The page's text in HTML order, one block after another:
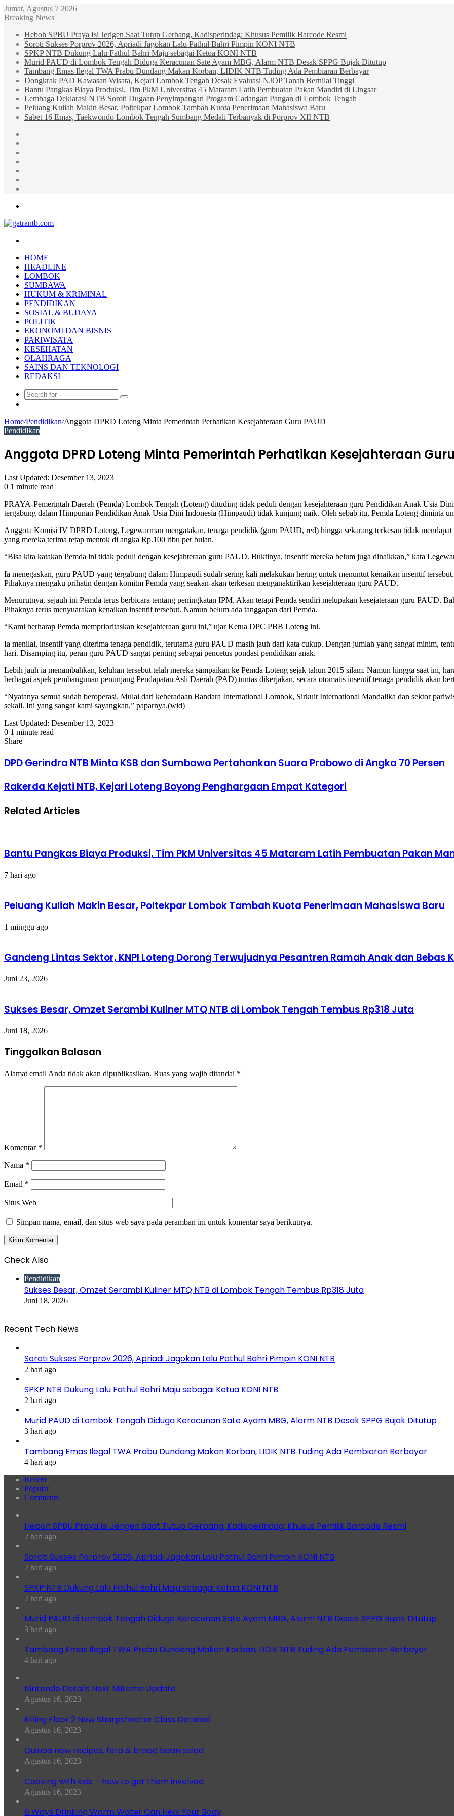
Jumat, Agustus 7 2026
Breaking News
Heboh SPBU Praya Isi Jerigen Saat Tutup Gerbang, Kadisperindag: Khusus Pemilik Barcode Resmi
Soroti Sukses Porprov 2026, Apriadi Jagokan Lalu Pathul Bahri Pimpin KONI NTB
SPKP NTB Dukung Lalu Fathul Bahri Maju sebagai Ketua KONI NTB
Murid PAUD di Lombok Tengah Diduga Keracunan Sate Ayam MBG, Alarm NTB Desak SPPG Bujak Ditutup
Tambang Emas Ilegal TWA Prabu Dundang Makan Korban, LIDIK NTB Tuding Ada Pembiaran Berbayar
Dongkrak PAD Kawasan Wisata, Kejari Lombok Tengah Desak Evaluasi NJOP Tanah Bernilai Tinggi
Bantu Pangkas Biaya Produksi, Tim PkM Universitas 45 Mataram Latih Pembuatan Pakan Mandiri di Lingsar
Lembaga Deklarasi NTB Soroti Dugaan Penyimpangan Program Cadangan Pangan di Lombok Tengah
Peluang Kuliah Makin Besar, Poltekpar Lombok Tambah Kuota Penerimaan Mahasiswa Baru
Sabet 16 Emas, Taekwondo Lombok Tengah Sumbang Medali Terbanyak di Porprov XII NTB
HOME
HEADLINE
LOMBOK
SUMBAWA
HUKUM & KRIMINAL
PENDIDIKAN
SOSIAL & BUDAYA
POLITIK
EKONOMI DAN BISNIS
PARIWISATA
KESEHATAN
OLAHRAGA
SAINS DAN TEKNOLOGI
REDAKSI
Search
Home/Pendidikan/Anggota DPRD Loteng Minta Pemerintah Perhatikan Kesejahteraan Guru PAUD
Pendidikan
Anggota DPRD Loteng Minta Pemerintah Perhatikan Kesejahteraan Guru
Last Updated: Desember 13, 2023
0 1 minute read
PRAYA-Pemerintah Daerah (Pemda) Lombok Tengah (Loteng) dituding tidak peduli dengan kesejahteraan guru Pendidikan Anak Usia
tergabung dalam Himpunan Pendidikan Anak Usia Dini Indonesia (Himpaudi) tidak kunjung naik. Oleh sebab itu, Pemda Loteng diminta
Anggota Komisi IV DPRD Loteng, Legewarman mengatakan, tenaga pendidik (guru PAUD, red) hingga sekarang terkesan tidak
yang mereka terima tetap mentok di angka Rp.100 ribu per bulan.
“Bisa kita katakan Pemda ini tidak peduli dengan kesejahteraan guru PAUD. Buktinya, insentif mereka belum juga dinaikkan,” kata
Ia menegaskan, guru PAUD yang tergabung dalam Himpaudi sudah sering kali melakukan hering untuk menuntut kenaikan insentif
Pihaknya mengaku prihatin dengan komitm Pemda yang seakan-akan terkesan menganaktirikan kesejahteraan guru PAUD.
Menurutnya, sejauh ini Pemda terus berbicara tentang peningkatan IPM. Akan tetapi Pemda sendiri melupakan kesejateraan guru PAUD.
Pihaknya terus menyuarakan kenaikan insentif tersebut. Namun belum ada tanggapan dari Pemda.
“Kami berharap Pemda memprioritaskan kesejahteraan guru ini,” ujar Ketua DPC PBB Loteng ini.
Ia menilai, insentif yang diterima tenaga pendidik, terutama guru PAUD masih jauh dari kata cukup. Dengan jumlah yang sangat minim,
hari. Disamping itu, peran guru PAUD sangat penting sebagai pencetus pondasi pendidikan anak.
Lebih jauh ia menambahkan, keluhan tersebut telah mereka sampaikan ke Pemda Loteng sejak tahun 2015 silam. Namun hingga saat ini,
berbagai aspek pembangunan penunjang Pendapatan Asli Daerah (PAD) tuntas dikerjakan, secara otomatis insentif tenaga pendidik akan
“Nyatanya semua sudah beroperasi. Mulai dari keberadaan Bandara International Lombok, Sirkuit International Mandalika dan sektor
sekali. Ini yang sangat kami sayangkan,” paparnya.(wid)
Last Updated: Desember 13, 2023
0 1 minute read
Facebook
Twitter
LinkedIn
Tumblr
Pinterest
Reddit
VKontakte
Odnoklassniki
Pocket
Share
via
Email
DPD Gerindra NTB Minta KSB dan Sumbawa Pertahankan Suara Prabowo di Angka 70 Persen
Rakerda Kejati NTB, Kejari Loteng Boyong Penghargaan Empat Kategori
Related Articles
Bantu Pangkas Biaya Produksi, Tim PkM Universitas 45 Mataram Latih Pembuatan Pakan
7 hari ago
Peluang Kuliah Makin Besar, Poltekpar Lombok Tambah Kuota Penerimaan Mahasiswa Baru
1 minggu ago
Gandeng Lintas Sektor, KNPI Loteng Dorong Terwujudnya Pesantren Ramah Anak dan Bebas
Juni 23, 2026
Sukses Besar, Omzet Serambi Kuliner MTQ NTB di Lombok Tengah Tembus Rp318 Juta
Juni 18, 2026
Tinggalkan Balasan
Alamat email Anda tidak akan dipublikasikan. Ruas yang wajib ditandai *
Komentar *
Nama *
Email *
Situs Web
Simpan nama, email, dan situs web saya pada peramban ini untuk komentar saya berikutnya.
Check Also
Pendidikan
Sukses Besar, Omzet Serambi Kuliner MTQ NTB di Lombok Tengah Tembus Rp318 Juta
Juni 18, 2026
Recent Tech News
Soroti Sukses Porprov 2026, Apriadi Jagokan Lalu Pathul Bahri Pimpin KONI NTB
2 hari ago
SPKP NTB Dukung Lalu Fathul Bahri Maju sebagai Ketua KONI NTB
2 hari ago
Murid PAUD di Lombok Tengah Diduga Keracunan Sate Ayam MBG, Alarm NTB Desak SPPG Bujak Ditutup
3 hari ago
Tambang Emas Ilegal TWA Prabu Dundang Makan Korban, LIDIK NTB Tuding Ada Pembiaran Berbayar
4 hari ago
Recent
Popular
Comments
Heboh SPBU Praya Isi Jerigen Saat Tutup Gerbang, Kadisperindag: Khusus Pemilik Barcode Resmi
2 hari ago
Soroti Sukses Porprov 2026, Apriadi Jagokan Lalu Pathul Bahri Pimpin KONI NTB
2 hari ago
SPKP NTB Dukung Lalu Fathul Bahri Maju sebagai Ketua KONI NTB
2 hari ago
Murid PAUD di Lombok Tengah Diduga Keracunan Sate Ayam MBG, Alarm NTB Desak SPPG Bujak Ditutup
3 hari ago
Tambang Emas Ilegal TWA Prabu Dundang Makan Korban, LIDIK NTB Tuding Ada Pembiaran Berbayar
4 hari ago
Nintendo Details Next Miitomo Update
Agustus 16, 2023
Killing Floor 2 New Sharpshooter Class Detailed
Agustus 16, 2023
Quinoa new recipes, feta & broad bean salad
Agustus 16, 2023
Cooking with kids – how to get them involved
Agustus 16, 2023
6 Ways Drinking Warm Water Can Heal Your Body